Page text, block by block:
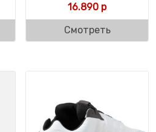
16.890 р
Смотреть